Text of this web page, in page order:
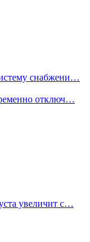
снабжени…
отключ…
увеличит с…